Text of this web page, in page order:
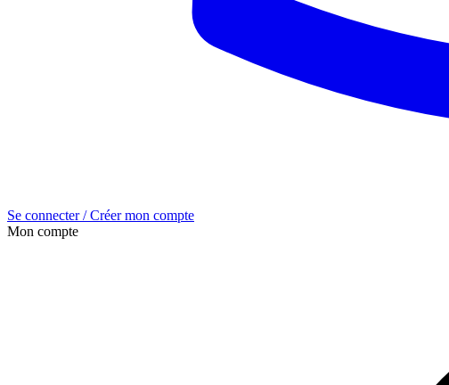
Se connecter / Créer mon compte
Mon compte